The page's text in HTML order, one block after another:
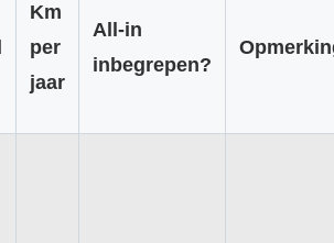
Km
per
jaar
All-in
inbegrepen?